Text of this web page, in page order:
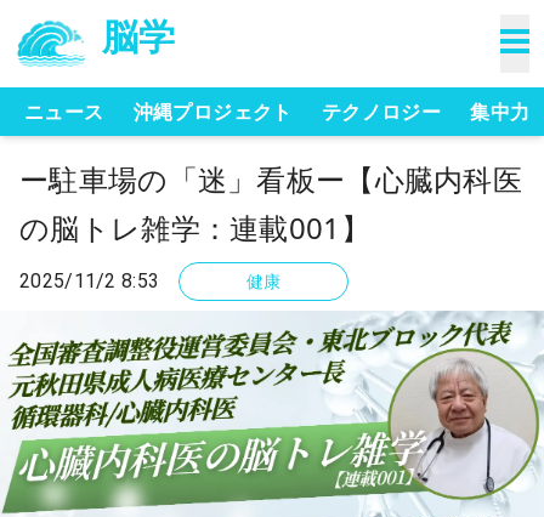
脳学
ニュース 沖縄プロジェクト テクノロジー 集中力
ー駐車場の「迷」看板ー【心臓内科医
の脳トレ雑学：連載001】
2025/11/2 8:53 健康